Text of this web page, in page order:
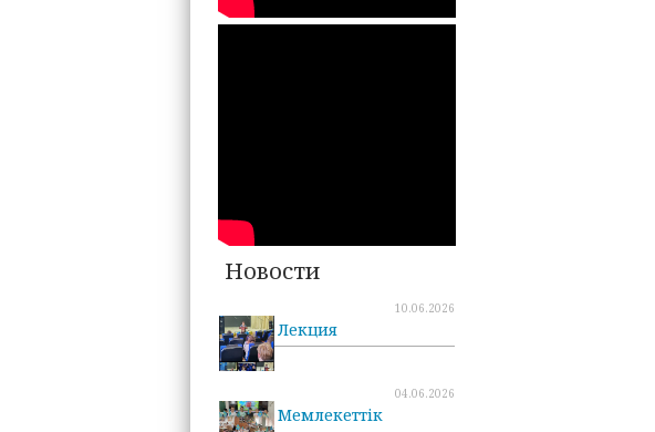
Новости
10.06.2026
Лекция
04.06.2026
Мемлекеттік